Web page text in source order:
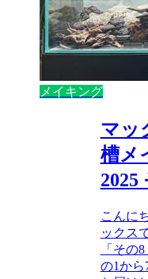
メイキング
マッ
槽メ
2025
こんに
ックス
「その
の1から